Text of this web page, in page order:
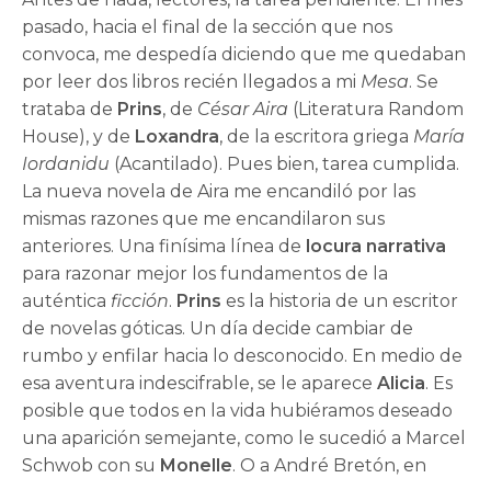
pasado, hacia el final de la sección que nos
convoca, me despedía diciendo que me quedaban
por leer dos libros recién llegados a mi Mesa. Se
trataba de Prins, de César Aira (Literatura Random
House), y de Loxandra, de la escritora griega María
Iordanidu (Acantilado). Pues bien, tarea cumplida.
La nueva novela de Aira me encandiló por las
mismas razones que me encandilaron sus
anteriores. Una finísima línea de locura narrativa
para razonar mejor los fundamentos de la
auténtica ficción. Prins es la historia de un escritor
de novelas góticas. Un día decide cambiar de
rumbo y enfilar hacia lo desconocido. En medio de
esa aventura indescifrable, se le apareceAlicia. Es
posible que todos en la vida hubiéramos deseado
una aparición semejante, como le sucedió a Marcel
Schwob con su Monelle. O a André Bretón, en